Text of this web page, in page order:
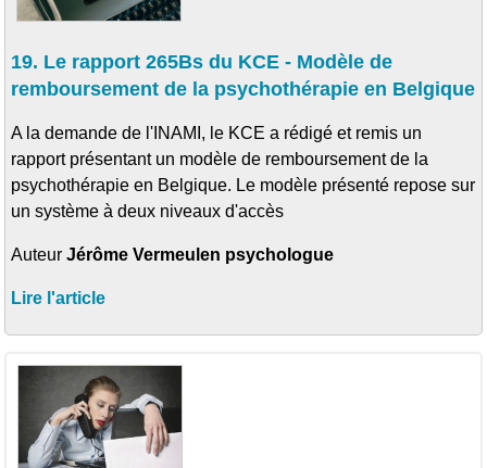
19. Le rapport 265Bs du KCE - Modèle de
remboursement de la psychothérapie en Belgique
A la demande de l'INAMI, le KCE a rédigé et remis un
rapport présentant un modèle de remboursement de la
psychothérapie en Belgique. Le modèle présenté repose sur
un système à deux niveaux d'accès
AuteurJérôme Vermeulen psychologue
Lire l'article